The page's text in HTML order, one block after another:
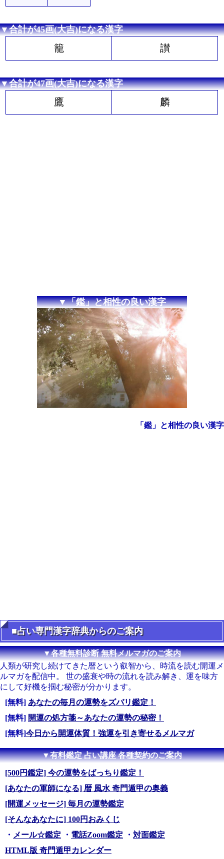
▼合計が45画(大吉)になる漢字
籠 讃
▼合計が47画(大吉)になる漢字
鷹 麟
▼「鑑」と相性の良い漢字
「鑑」と相性の良い漢字
■占い専門漢字辞典からのご案内
▼各種無料診断 無料メルマガのご案内
人類が研究し続けてきた暦という叡智から、時流を読む開運メ
ルマガを配信中。 世の盛衰や時の流れを読み解き、運を味方
にして好機を掴む秘密が分かります。
[無料] あなたの毎月の運勢をズバリ鑑定！
[無料] 開運の処方箋～あなたの運勢の秘密！
[無料]今日から開運体質！強運を引き寄せるメルマガ
▼有料鑑定 占い講座 各種契約のご案内
[500円鑑定] 今の運勢をばっちり鑑定！
[あなたの軍師になる] 暦 風水 奇門遁甲の奥義
[開運メッセージ] 毎月の運勢鑑定
[そんなあなたに] 100円おみくじ
・ メール☆鑑定 ・ 電話Zoom鑑定 ・ 対面鑑定
HTML版 奇門遁甲カレンダー